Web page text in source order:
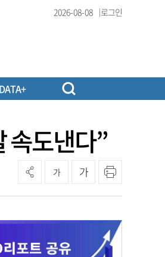
2026-08-08 로그인
DATA+
속도낸다”
가 가